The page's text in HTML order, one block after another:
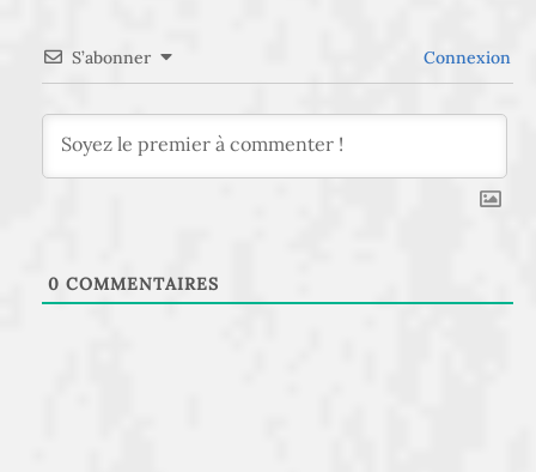
S’abonner Connexion
0 COMMENTAIRES